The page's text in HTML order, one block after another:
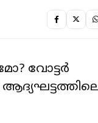
വോട്ടർ